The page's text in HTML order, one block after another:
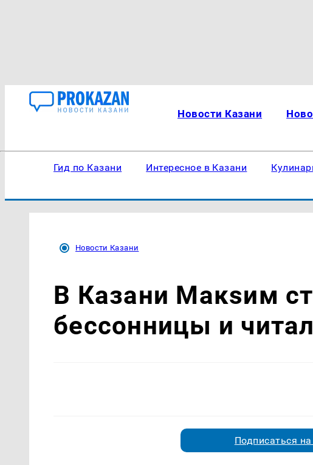
Новости Казани
Гид по Казани Интересное в Казани
Новости Казани
В Казани Макsим
бессонницы и
Подписаться